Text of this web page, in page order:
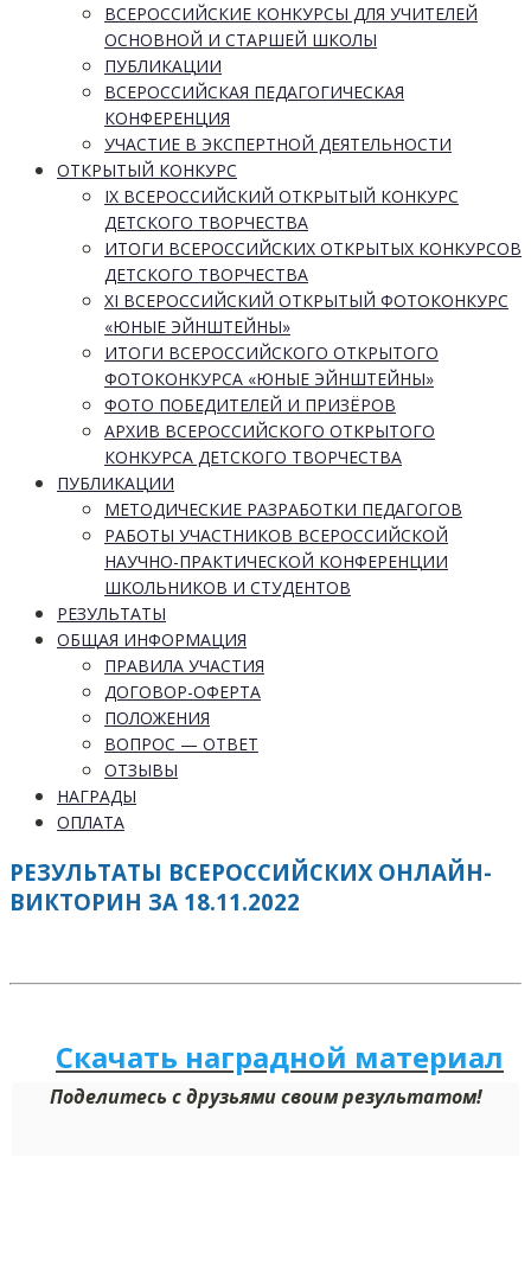
ВСЕРОССИЙСКИЕ КОНКУРСЫ ДЛЯ УЧИТЕЛЕЙ
ОСНОВНОЙ И СТАРШЕЙ ШКОЛЫ
ПУБЛИКАЦИИ
ВСЕРОССИЙСКАЯ ПЕДАГОГИЧЕСКАЯ
КОНФЕРЕНЦИЯ
УЧАСТИЕ В ЭКСПЕРТНОЙ ДЕЯТЕЛЬНОСТИ
ОТКРЫТЫЙ КОНКУРС
IX ВСЕРОССИЙСКИЙ ОТКРЫТЫЙ КОНКУРС
ДЕТСКОГО ТВОРЧЕСТВА
ИТОГИ ВСЕРОССИЙСКИХ ОТКРЫТЫХ КОНКУРСОВ
ДЕТСКОГО ТВОРЧЕСТВА
XI ВСЕРОССИЙСКИЙ ОТКРЫТЫЙ ФОТОКОНКУРС
«ЮНЫЕ ЭЙНШТЕЙНЫ»
ИТОГИ ВСЕРОССИЙСКОГО ОТКРЫТОГО
ФОТОКОНКУРСА «ЮНЫЕ ЭЙНШТЕЙНЫ»
ФОТО ПОБЕДИТЕЛЕЙ И ПРИЗЁРОВ
АРХИВ ВСЕРОССИЙСКОГО ОТКРЫТОГО
КОНКУРСА ДЕТСКОГО ТВОРЧЕСТВА
ПУБЛИКАЦИИ
МЕТОДИЧЕСКИЕ РАЗРАБОТКИ ПЕДАГОГОВ
РАБОТЫ УЧАСТНИКОВ ВСЕРОССИЙСКОЙ
НАУЧНО-ПРАКТИЧЕСКОЙ КОНФЕРЕНЦИИ
ШКОЛЬНИКОВ И СТУДЕНТОВ
РЕЗУЛЬТАТЫ
ОБЩАЯ ИНФОРМАЦИЯ
ПРАВИЛА УЧАСТИЯ
ДОГОВОР-ОФЕРТА
ПОЛОЖЕНИЯ
ВОПРОС — ОТВЕТ
ОТЗЫВЫ
НАГРАДЫ
ОПЛАТА
РЕЗУЛЬТАТЫ ВСЕРОССИЙСКИХ ОНЛАЙН-
ВИКТОРИН ЗА 18.11.2022
Скачать наградной материал
Поделитесь с друзьями своим результатом!